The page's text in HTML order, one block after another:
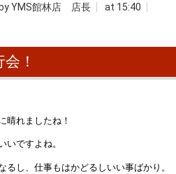
by YMS館林店 店長 at 15:40
！
晴れましたね！
いですよね。
るし、仕事もはかどるしいい事ばかり。